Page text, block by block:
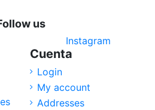
us
Instagram
Cuenta
Login
My account
Addresses